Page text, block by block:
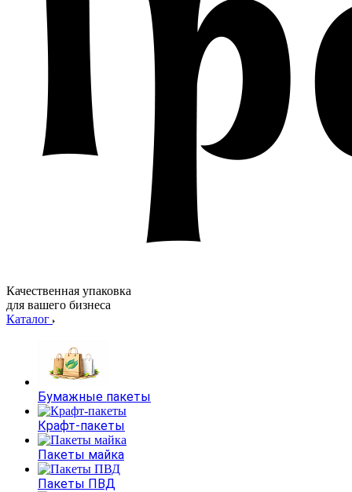
Качественная упаковка
для вашего бизнеса
Каталог
Бумажные пакеты
Крафт-пакеты
Пакеты майка
Пакеты ПВД